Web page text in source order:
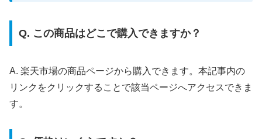
Q. この商品はどこで購入できますか？
A. 楽天市場の商品ページから購入できます。本記事内の
リンクをクリックすることで該当ページへアクセスできま
す。